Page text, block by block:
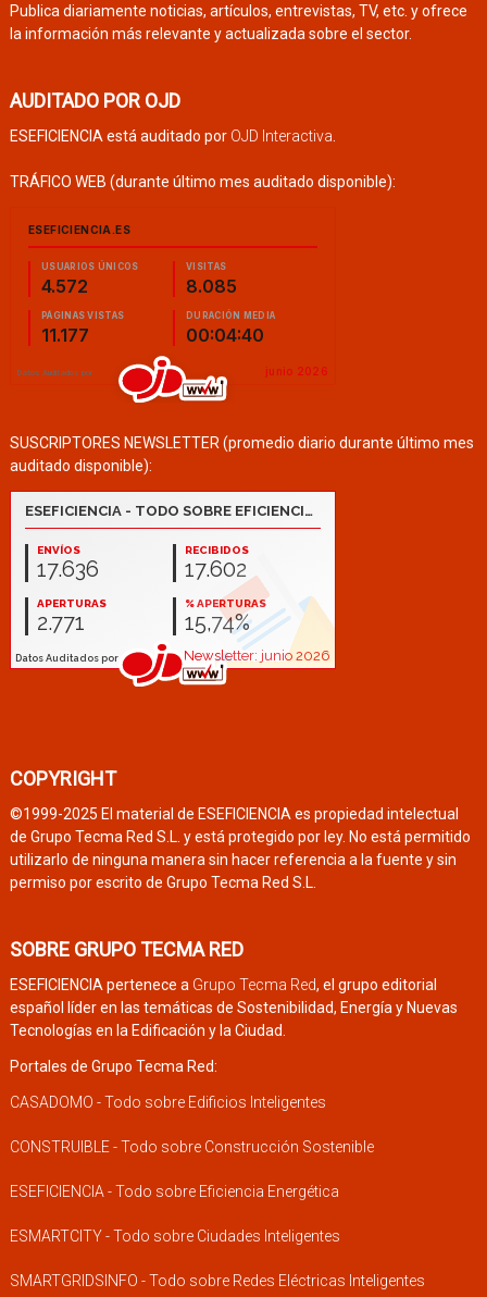
Publica diariamente noticias, artículos, entrevistas, TV, etc. y ofrece
la información más relevante y actualizada sobre el sector.
AUDITADO POR OJD
ESEFICIENCIA está auditado por OJD Interactiva
TRÁFICO WEB (durante último mes auditado disponible):
SUSCRIPTORES NEWSLETTER (promedio diario durante último mes
auditado disponible):
COPYRIGHT
©1999-2025 El material de ESEFICIENCIA es propiedad intelectual
de Grupo Tecma Red S.L. y está protegido por ley. No está permitido
utilizarlo de ninguna manera sin hacer referencia a la fuente y sin
permiso por escrito de Grupo Tecma Red S.L.
SOBRE GRUPO TECMA RED
ESEFICIENCIA pertenece a Grupo Tecma Red, el grupo editorial
español líder en las temáticas de Sostenibilidad, Energía y Nuevas
Tecnologías en la Edificación y la Ciudad.
Portales de Grupo Tecma Red:
CASADOMO - Todo sobre Edificios Inteligentes
CONSTRUIBLE - Todo sobre Construcción Sostenible
ESEFICIENCIA - Todo sobre Eficiencia Energética
ESMARTCITY - Todo sobre Ciudades Inteligentes
SMARTGRIDSINFO - Todo sobre Redes Eléctricas Inteligentes